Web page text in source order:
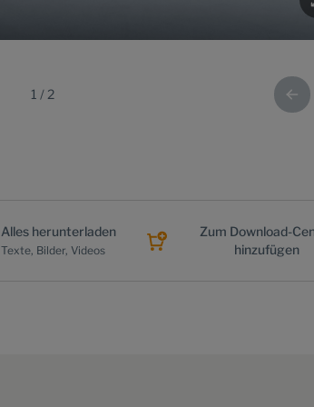
1 / 2
Alles herunterladen
Texte, Bilder, Videos
Zum Download-
hinzufügen